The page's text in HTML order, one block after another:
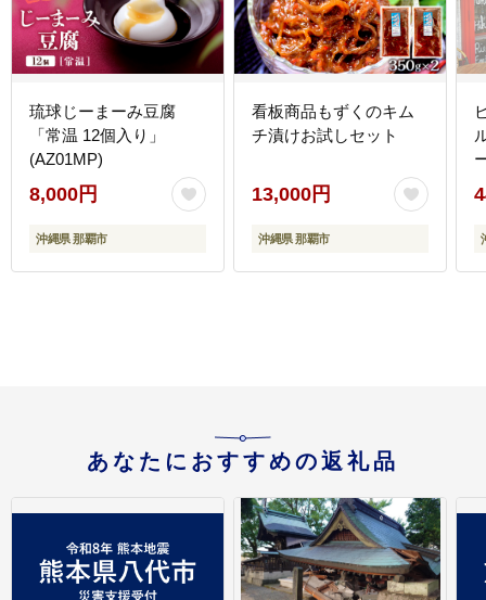
琉球じーまーみ豆腐
「常温 12個入り」
(AZ01MP)
8,000円
沖縄県 那覇市
看板商品もずくのキム
チ漬けお試しセット
13,000円
沖縄県 那覇市
あなたにおすすめの返礼品